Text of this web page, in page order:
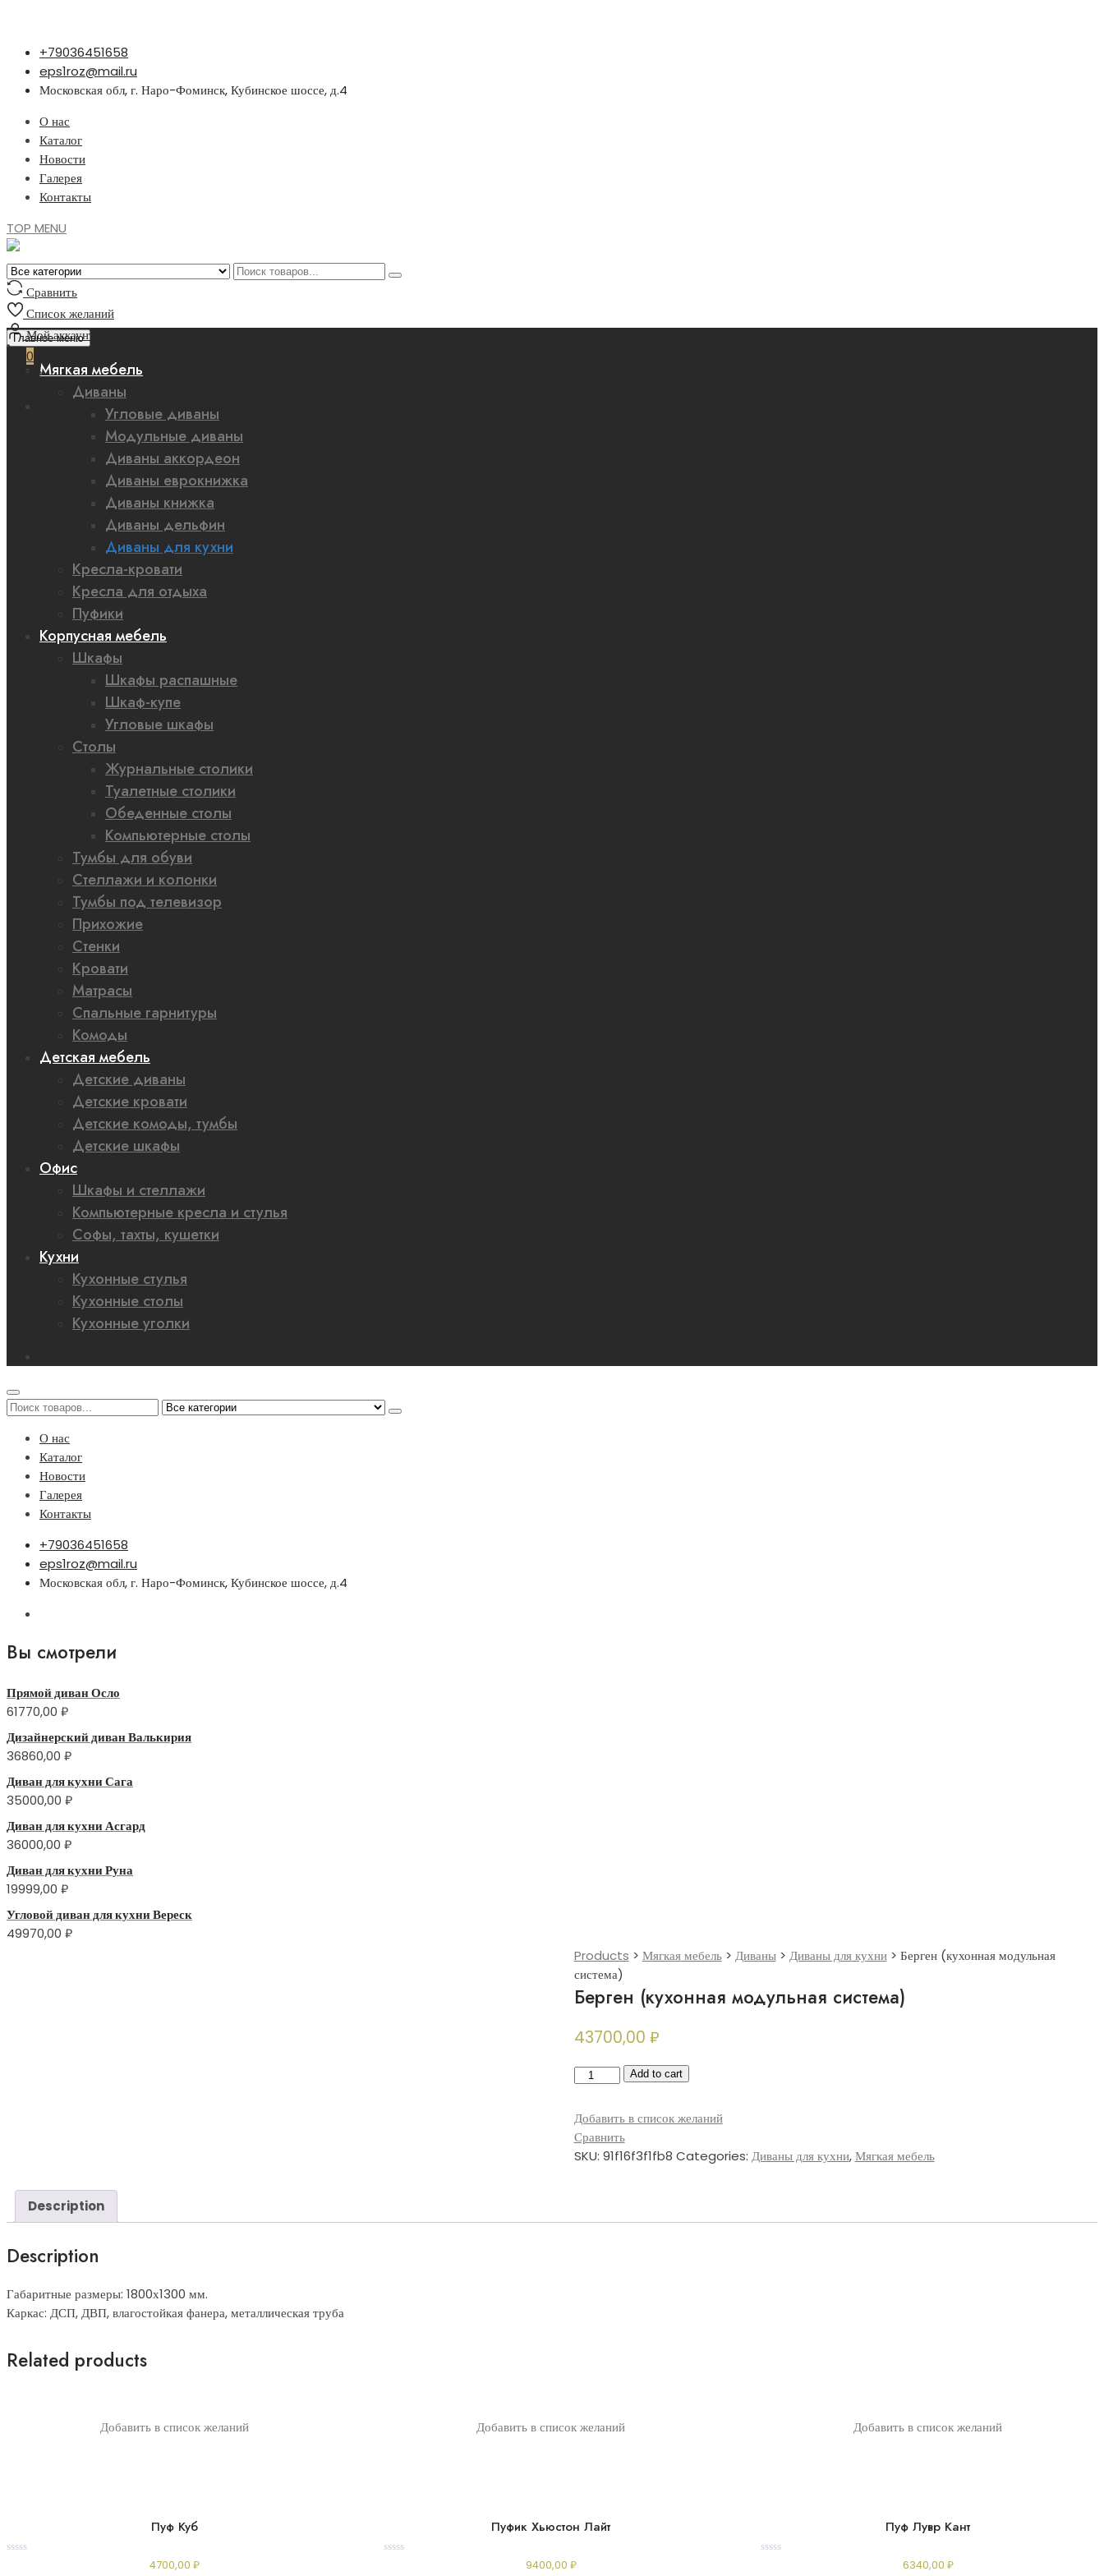
Перейти
содержимому
+79036451658
eps1roz@mail.ru
Московская обл, г. Наро-Фоминск, Кубинское шоссе, д.4
О нас
Каталог
Новости
Галерея
Контакты
TOP MENU
Сравнить
Список желаний
Мой аккаунт
0
0,00 ₽
Главное меню
Мягкая мебель
Диваны
Угловые диваны
Модульные диваны
Диваны аккордеон
Диваны еврокнижка
Диваны книжка
Диваны дельфин
Диваны для кухни
Кресла-кровати
Кресла для отдыха
Пуфики
Корпусная мебель
Шкафы
Шкафы распашные
Шкаф-купе
Угловые шкафы
Столы
Журнальные столики
Туалетные столики
Обеденные столы
Компьютерные столы
Тумбы для обуви
Стеллажи и колонки
Тумбы под телевизор
Прихожие
Стенки
Кровати
Матрасы
Спальные гарнитуры
Комоды
Детская мебель
Детские диваны
Детские кровати
Детские комоды, тумбы
Детские шкафы
Офис
Шкафы и стеллажи
Компьютерные кресла и стулья
Софы, тахты, кушетки
Кухни
Кухонные стулья
Кухонные столы
Кухонные уголки
О нас
Каталог
Новости
Галерея
Контакты
+79036451658
eps1roz@mail.ru
Московская обл, г. Наро-Фоминск, Кубинское шоссе, д.4
Вы смотрели
Прямой диван Осло
61770,00 ₽
Дизайнерский диван Валькирия
36860,00 ₽
Диван для кухни Сага
35000,00 ₽
Диван для кухни Асгард
36000,00 ₽
Диван для кухни Руна
19999,00 ₽
Угловой диван для кухни Вереск
49970,00 ₽
Products > Мягкая мебель> Диваны> Диваны для кухни> Берген (кухонная модульная
система)
Берген (кухонная модульная система)
43700,00 ₽
Берген
модульная
система)
quantity
Add to cart
Добавить в список желаний
Сравнить
SKU: 91f16f3f1fb8 Categories: Диваны для кухни,Мягкая мебель
Description
Description
Габаритные размеры: 1800х1300 мм.
Каркас: ДСП, ДВП, влагостойкая фанера, металлическая труба
Related products
Добавить в список желаний
Пуф Куб
4700,00 ₽
Добавить в список желаний
Пуфик Хьюстон Лайт
9400,00 ₽
Добавить в список желаний
Пуф Лувр Кант
6340,00 ₽